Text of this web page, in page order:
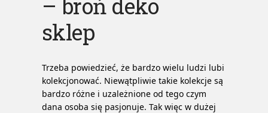
– broń deko
sklep
Trzeba powiedzieć, że bardzo wielu ludzi lubi
kolekcjonować. Niewątpliwie takie kolekcje są
bardzo różne i uzależnione od tego czym
dana osoba się pasjonuje. Tak więc w dużej